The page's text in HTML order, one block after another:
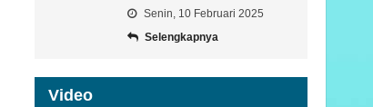
Senin, 10 Februari 2025
Selengkapnya
Video